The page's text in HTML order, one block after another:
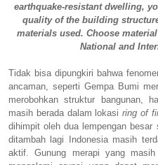
earthquake-resistant dwelling,
quality of the building
materials used. Choose
National and
Tidak bisa dipungkiri bahwa
ancaman, seperti Gempa Bumi
merobohkan struktur bangunan,
masih berada dalam lokasiring of
dihimpit oleh dua lempengan
ditambah lagi Indonesia masih
aktif. Gunung merapi yang